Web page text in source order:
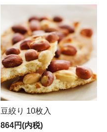
豆絞り 10枚入
864円(内税)